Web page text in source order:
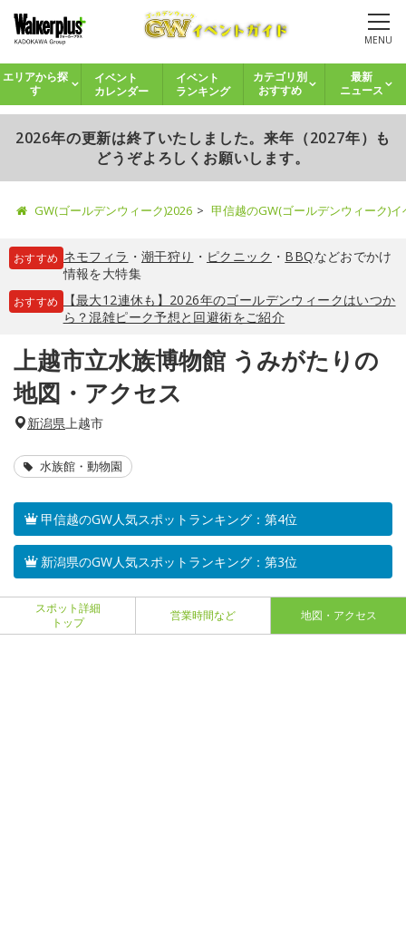
MENU
エリアから探
す
イベント
カレンダー
イベント
ランキング
カテゴリ別
おすすめ
最新
ニュース
2026年の更新は終了いたしました。来年（2027年）も
どうぞよろしくお願いします。
GW(ゴールデンウィーク)2026 甲信越のGW(ゴールデンウィーク)
おすすめ ネモフィラ ・ 潮干狩り ・ ピクニック ・ BBQなどおでかけ
情報を大特集
おすすめ
【最大12連休も】2026年のゴールデンウィークはいつか
ら？混雑ピーク予想と回避術をご紹介
上越市立水族博物館 うみがたりの
地図・アクセス
新潟県上越市
水族館・動物園
甲信越のGW人気スポットランキング：第4位
新潟県のGW人気スポットランキング：第3位
スポット詳細
トップ
営業時間など 地図・アクセス